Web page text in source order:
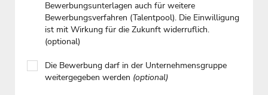
Bewerbungsunterlagen auch für weitere
Bewerbungsverfahren (Talentpool). Die Einwilligung
ist mit Wirkung für die Zukunft widerruflich.
(optional)
Die Bewerbung darf in der Unternehmensgruppe
weitergegeben werden (optional)